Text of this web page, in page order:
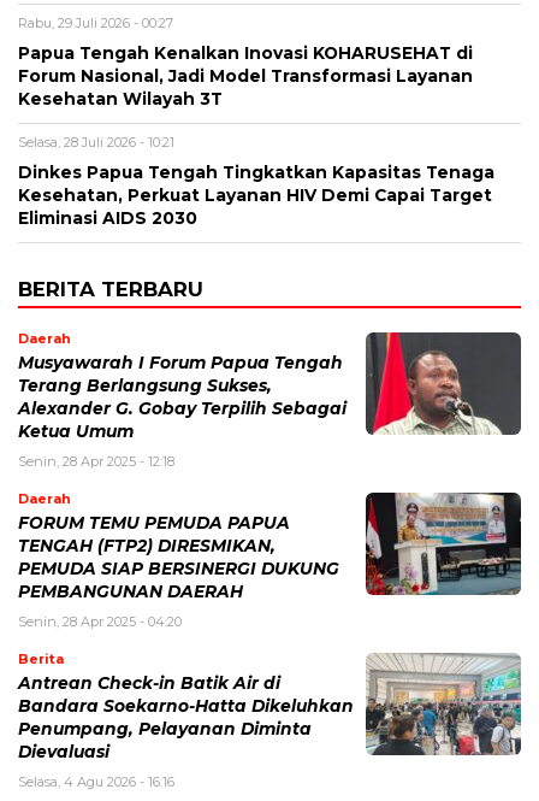
Rabu, 29 Juli 2026 - 00:27
Papua Tengah Kenalkan Inovasi KOHARUSEHAT di
Forum Nasional, Jadi Model Transformasi Layanan
Kesehatan Wilayah 3T
Selasa, 28 Juli 2026 - 10:21
Dinkes Papua Tengah Tingkatkan Kapasitas Tenaga
Kesehatan, Perkuat Layanan HIV Demi Capai Target
Eliminasi AIDS 2030
BERITA TERBARU
Daerah
Musyawarah I Forum Papua Tengah
Terang Berlangsung Sukses,
Alexander G. Gobay Terpilih Sebagai
Ketua Umum
Senin, 28 Apr 2025 - 12:18
Daerah
FORUM TEMU PEMUDA PAPUA
TENGAH (FTP2) DIRESMIKAN,
PEMUDA SIAP BERSINERGI DUKUNG
PEMBANGUNAN DAERAH
Senin, 28 Apr 2025 - 04:20
Berita
Antrean Check-in Batik Air di
Bandara Soekarno-Hatta Dikeluhkan
Penumpang, Pelayanan Diminta
Dievaluasi
Selasa, 4 Agu 2026 - 16:16